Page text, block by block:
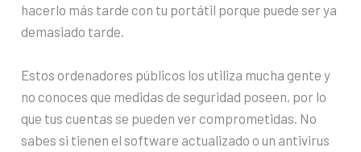
hacerlo más tarde con tu portátil porque puede ser ya
demasiado tarde.
Estos ordenadores públicos los utiliza mucha gente y
no conoces que medidas de seguridad poseen, por lo
que tus cuentas se pueden ver comprometidas. No
sabes si tienen el software actualizado o un antivirus